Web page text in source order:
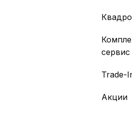
сервис
Trade-
Акции